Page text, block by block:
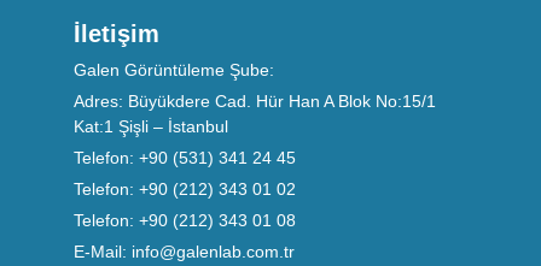
İletişim
Galen Görüntüleme Şube:
Adres: Büyükdere Cad. Hür Han A Blok No:15/1
Kat:1 Şişli – İstanbul
Telefon: +90 (531) 341 24 45
Telefon: +90 (212) 343 01 02
Telefon: +90 (212) 343 01 08
E-Mail: info@galenlab.com.tr